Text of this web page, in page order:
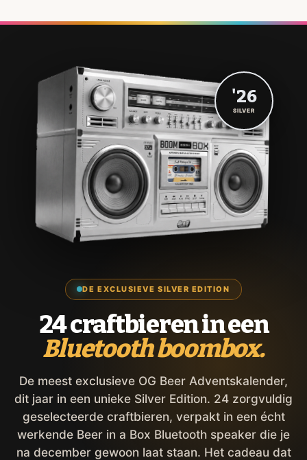
DE EXCLUSIEVE SILVER EDITION
24 craftbieren in een
Bluetooth boombox.
De meest exclusieve OG Beer Adventskalender,
dit jaar in een unieke Silver Edition. 24 zorgvuldig
geselecteerde craftbieren, verpakt in een écht
werkende Beer in a Box Bluetooth speaker die je
na december gewoon laat staan. Het cadeau dat
'26
SILVER